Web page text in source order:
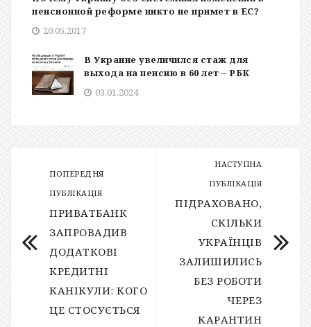
пенсионной реформе никто не примет в ЕС?
20.05.2017
В Украине увеличился стаж для
выхода на пенсию в 60 лет – РБК
03.01.2024
ПОПЕРЕДНЯ
ПУБЛІКАЦІЯ
ПРИВАТБАНК
ЗАПРОВАДИВ
ДОДАТКОВІ
КРЕДИТНІ
КАНІКУЛИ: КОГО
ЦЕ СТОСУЄТЬСЯ
НАСТУПНА
ПУБЛІКАЦІЯ
ПІДРАХОВАНО,
СКІЛЬКИ
УКРАЇНЦІВ
ЗАЛИШИЛИСЬ
БЕЗ РОБОТИ
ЧЕРЕЗ
КАРАНТИН